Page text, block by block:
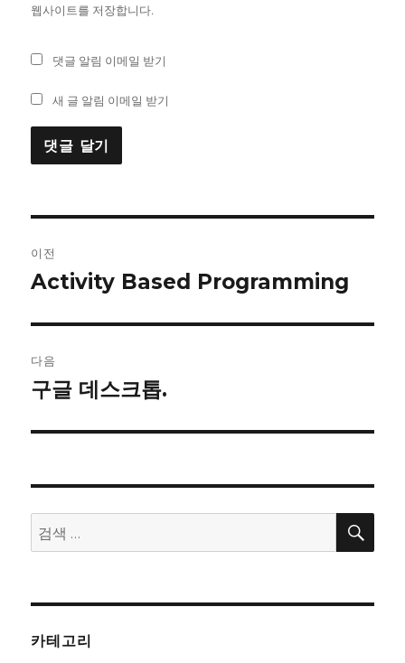
웹사이트를 저장합니다.
댓글 알림 이메일 받기
새 글 알림 이메일 받기
내
게
이
션
이전
이
글:
Activity Based Programming
다음
다
글:
구글 데스크톱.
검
색:
검
카테고리